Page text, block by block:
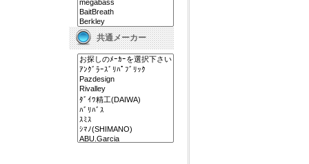
共通メーカー